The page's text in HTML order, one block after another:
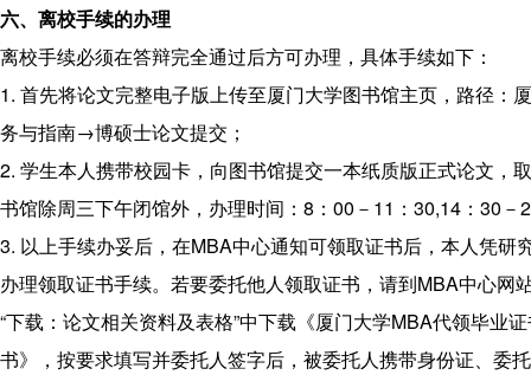
六、离校手续的办理
离校手续必须在答辩完全通过后方可办理，具体手续如下：
1. 首先将论文完整电子版上传至厦门大学图书馆主页，路径：
务与指南→博硕士论文提交；
2. 学生本人携带校园卡，向图书馆提交一本纸质版正式论文，
书馆除周三下午闭馆外，办理时间：8：00－11：30,14：30－
3. 以上手续办妥后，在MBA中心通知可领取证书后，本人凭研
办理领取证书手续。若要委托他人领取证书，请到MBA中心网
“下载：论文相关资料及表格”中下载《厦门大学MBA代领毕业
书》，按要求填写并委托人签字后，被委托人携带身份证、委